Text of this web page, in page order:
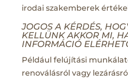
irodai szakemberek
JOGOS A KÉRDÉS,
KELLÜNK AKKOR MI,
INFORMÁCIÓ
Például felújítási
renoválásról vagy